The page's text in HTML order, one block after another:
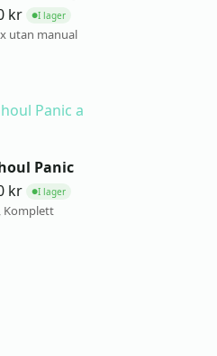
kr ●I lager
utan manual
Panic
kr ●I lager
Komplett